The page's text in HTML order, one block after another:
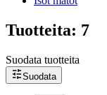
Tuotteita: 7
Suodata tuotteita
Suodata